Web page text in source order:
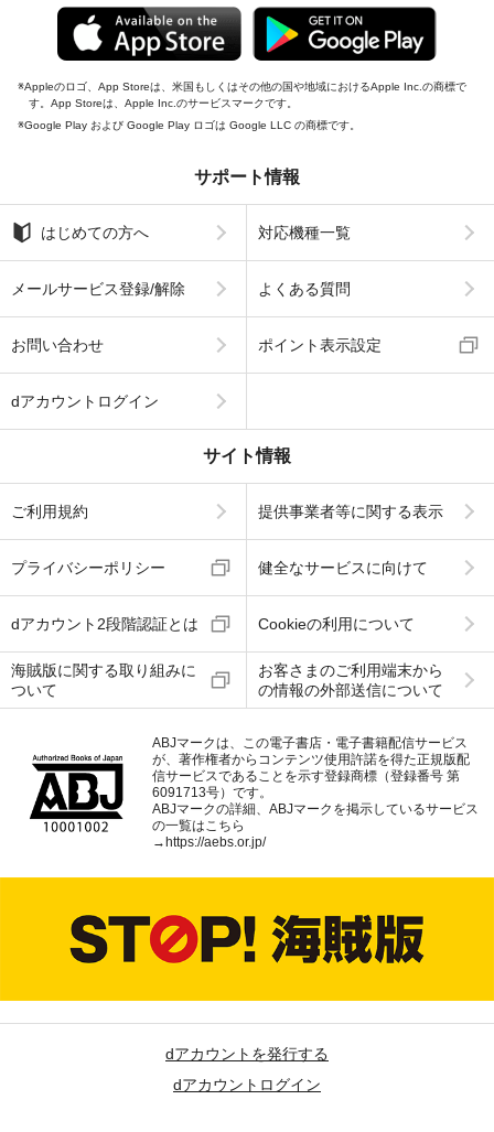
Appleのロゴ、App Storeは、米国もしくはその他の国や地域におけるApple Inc.の商標で
す。App Storeは、Apple Inc.のサービスマークです。
Google Play および Google Play ロゴは Google LLC の商標です。
サポート情報
はじめての方へ 対応機種一覧
メールサービス登録/解除 よくある質問
お問い合わせ ポイント表示設定
dアカウントログイン
サイト情報
ご利用規約 提供事業者等に関する表示
プライバシーポリシー 健全なサービスに向けて
dアカウント2段階認証とは Cookieの利用について
海賊版に関する取り組みに
ついて
お客さまのご利用端末から
の情報の外部送信について
ABJマークは、この電子書店・電子書籍配信サービス
が、著作権者からコンテンツ使用許諾を得た正規版配
信サービスであることを示す登録商標（登録番号 第
6091713号）です。
ABJマークの詳細、ABJマークを掲示しているサービス
の一覧はこちら
→ https://aebs.or.jp/
dアカウントを発行する
dアカウントログイン